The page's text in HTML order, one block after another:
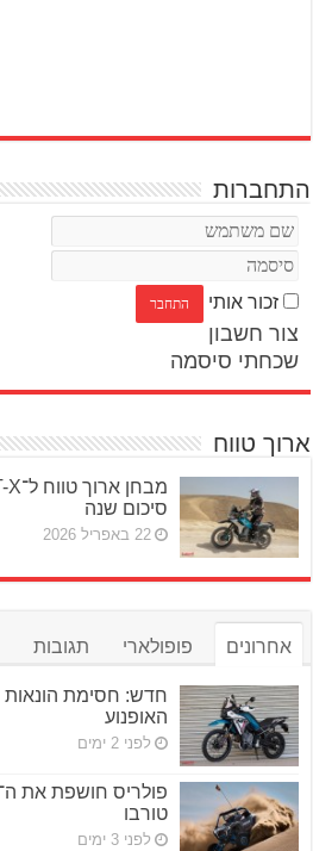
התחברות
זכור אותי
צור חשבון
שכחתי סיסמה
ארוך טווח
סיכום שנה
22 באפריל 2026
אחרונים פופולארי תגובות
חדש: חסימת
האופנוע
לפני 2 ימים
טורבו
לפני 3 ימים